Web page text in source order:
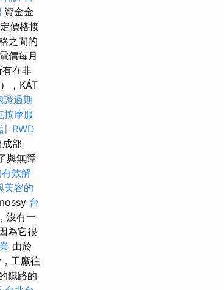
資金金
價格接
之間的
價每月
在非
，KÁT
證過期
按摩服
RWD
部
與無障
效解
美容的
台
沒有一
為它很
由於
工廠往
鐵路的